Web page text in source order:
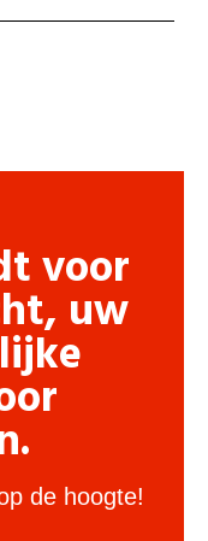
voor
uw
de hoogte!